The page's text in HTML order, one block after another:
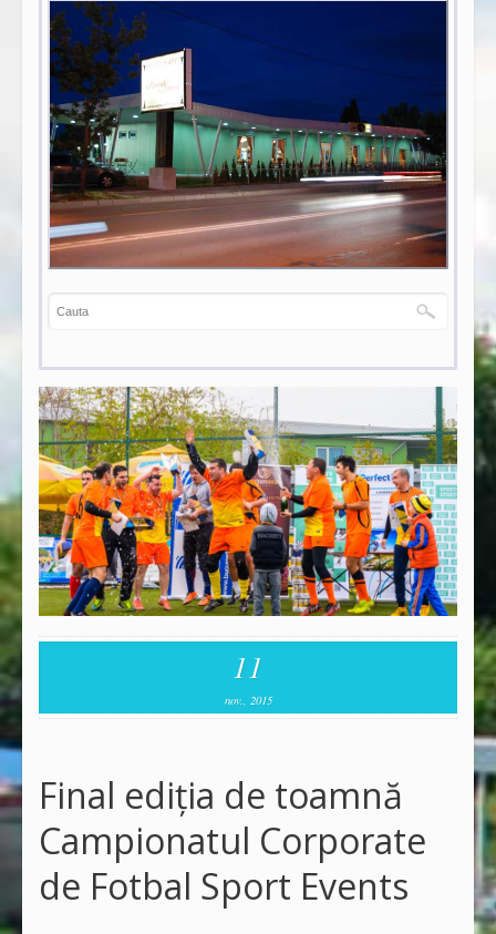
11
nov., 2015
Final ediția de toamnă
Campionatul Corporate
de Fotbal Sport Events